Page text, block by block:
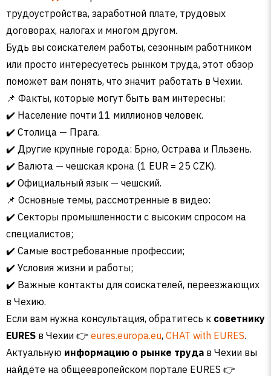
трудоустройства, заработной плате, трудовых
договорах, налогах и многом другом.
Будь вы соискателем работы, сезонным работником
или просто интересуетесь рынком труда, этот обзор
поможет вам понять, что значит работать в Чехии.
📌 Факты, которые могут быть вам интересны:
✔️ Население почти 11 миллионов человек.
✔️ Столица — Прага.
✔️ Другие крупные города: Брно, Острава и Пльзень.
✔️ Валюта — чешская крона (1 EUR = 25 CZK).
✔️ Официальный язык — чешский.
📌 Основные темы, рассмотренные в видео:
✔️ Секторы промышленности с высоким спросом на
специалистов;
✔️ Самые востребованные профессии;
✔️ Условия жизни и работы;
✔️ Важные контакты для соискателей, переезжающих
в Чехию.
Если вам нужна консультация, обратитесь к советнику
EURES в Чехии 👉 eures.europa.eu, CHAT with EURES.
Актуальную информацию о рынке труда в Чехии вы
найдёте на общеевропейском портале EURES 👉